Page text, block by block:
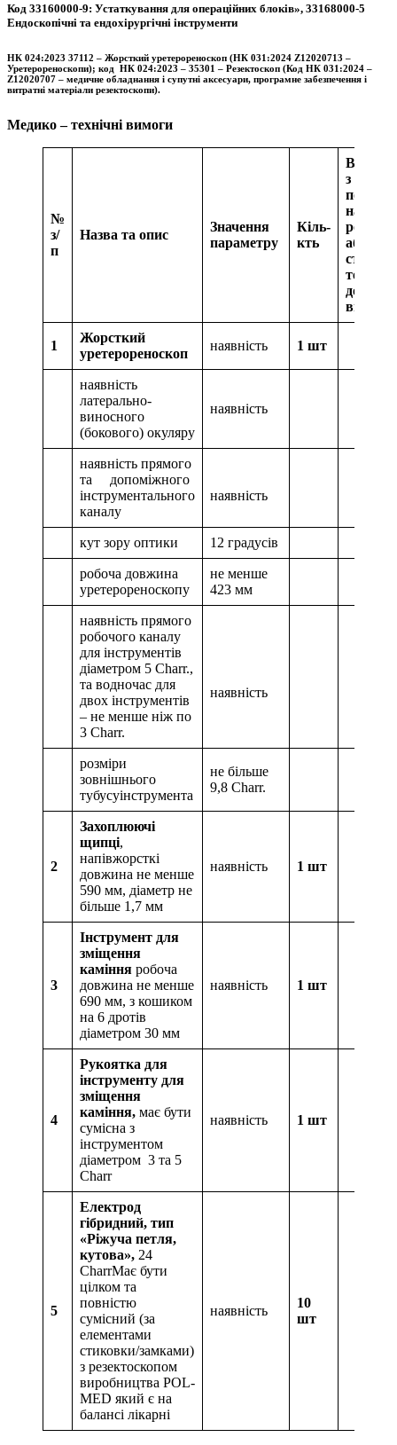
Код 33160000-9: Устаткування для операційних блоків», 33168000-5
Ендоскопічні та ендохірургічні інструменти
НК 024:2023 37112 – Жорсткий уретерореноскоп (НК 031:2024 Z12020713 –
Уретерореноскопи); код НК 024:2023 – 35301 – Резектоскоп (Код НК 031:2024 –
Z12020707 – медичне обладнання і супутні аксесуари, програмне забезпечення і
витратні матеріали резектоскопи).
Медико – технічні вимоги
№
з/
п
Назва та опис
Значення
параметру
Кіль-
кть
з
на
або
1
Жорсткий
уретерореноскоп
наявність 1 шт
наявність
латерально-
виносного
(бокового) окуляру
наявність
наявність прямого
та допоміжного
інструментального
каналу
наявність
кут зору оптики 12 градусів
робоча довжина
уретерореноскопу
не менше
423 мм
наявність прямого
робочого каналу
для інструментів
діаметром 5 Charr.,
та водночас для
двох інструментів
– не менше ніж по
3 Charr.
наявність
розміри
зовнішнього
тубусуінструмента
не більше
9,8 Charr.
2
Захоплюючі
щипці,
напівжорсткі
довжина не менше
590 мм, діаметр не
більше 1,7 мм
наявність 1 шт
3
Інструмент для
зміщення
каміння робоча
довжина не менше
690 мм, з кошиком
на 6 дротів
діаметром 30 мм
наявність 1 шт
4
Рукоятка для
інструменту для
зміщення
каміння, має бути
сумісна з
інструментом
діаметром 3 та 5
Charr
наявність 1 шт
5
Електрод
гібридний, тип
«Ріжуча петля,
кутова», 24
CharrМає бути
цілком та
повністю
сумісний (за
елементами
стиковки/замками)
з резектоскопом
виробництва POL-
MED який є на
балансі лікарні
наявність
10
шт